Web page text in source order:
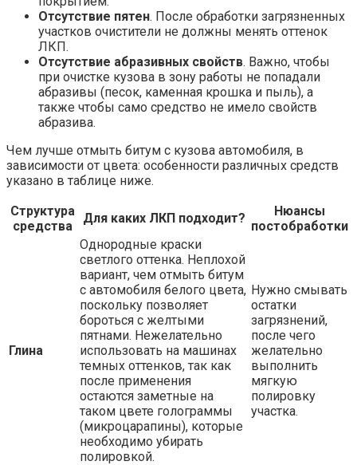
Отсутствие пятен. После обработки загрязненных
участков очистители не должны менять оттенок
ЛКП.
Отсутствие абразивных свойств. Важно, чтобы
при очистке кузова в зону работы не попадали
абразивы (песок, каменная крошка и пыль), а
также чтобы само средство не имело свойств
абразива.
Чем лучше отмыть битум с кузова автомобиля, в
зависимости от цвета: особенности различных средств
указано в таблице ниже.
Структура
средства
Для каких ЛКП подходит?
Нюансы
постобработки
Глина
Однородные краски
светлого оттенка. Неплохой
вариант, чем отмыть битум
с автомобиля белого цвета,
поскольку позволяет
бороться с желтыми
пятнами. Нежелательно
использовать на машинах
темных оттенков, так как
после применения
остаются заметные на
таком цвете голограммы
(микроцарапины), которые
необходимо убирать
полировкой.
Нужно смывать
остатки
загрязнений,
после чего
желательно
выполнить
мягкую
полировку
участка.